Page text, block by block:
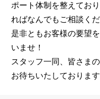
ポート体制を整えてお
ればなんでもご相談くだ
是非ともお客様の要望
いませ！
スタッフ一同、皆さま
お待ちいたしております